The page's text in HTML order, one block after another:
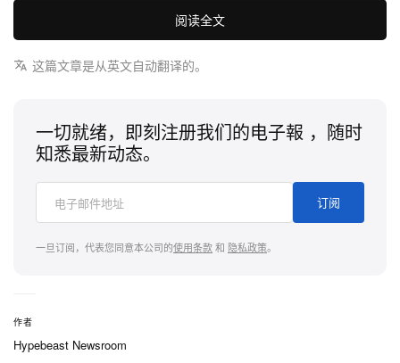
应对 21 世纪电影制作与现场演出的需求。
州长 Jeff Landry 强调，这次合作见证了州内愈趋蓬
个角落、每一个产业。」他续指：「过去两年，我的
团队一直致力打造全美最具竞争力的营商环境。这次
宣布，再一次清楚证明我们的发展动能是真实存在，
而且我们的成果正在扩展至全州与各行各业。」对
Jackson 而言，这个项目早已超越地产层面，更关乎
为整个产业提供一个在路易斯安那西北部扎根的理
透过重新投资 Shreveport 市中心，升级现有资产、
打造最先进的娱乐及制作设施，我们正在创造职位、
阅读全文
这篇文章是从英文自动翻译的。
一切就绪，即刻注册我们的电子報 ，随时
知悉最新动态。
订阅
一旦订阅，代表您同意本公司的使用条款和 隐私政策。
作者
Hypebeast Newsroom